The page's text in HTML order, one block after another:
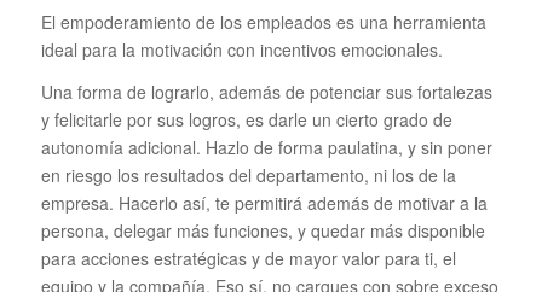
El empoderamiento de los empleados es una herramienta
ideal para la motivación con incentivos emocionales.
Una forma de lograrlo, además de potenciar sus fortalezas
y felicitarle por sus logros, es darle un cierto grado de
autonomía adicional. Hazlo de forma paulatina, y sin poner
en riesgo los resultados del departamento, ni los de la
empresa. Hacerlo así, te permitirá además de motivar a la
persona, delegar más funciones, y quedar más disponible
para acciones estratégicas y de mayor valor para ti, el
equipo y la compañía. Eso sí, no cargues con sobre exceso